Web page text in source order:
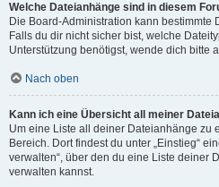
Welche Dateianhänge sind in diesem
Die Board-Administration kann bestimmte
Falls du dir nicht sicher bist, welche
Unterstützung benötigst, wende dich bitte
Nach oben
Kann ich eine Übersicht all meiner
Um eine Liste all deiner Dateianhänge zu
Bereich. Dort findest du unter „Einstieg“
verwalten“, über den du eine Liste deiner
verwalten kannst.